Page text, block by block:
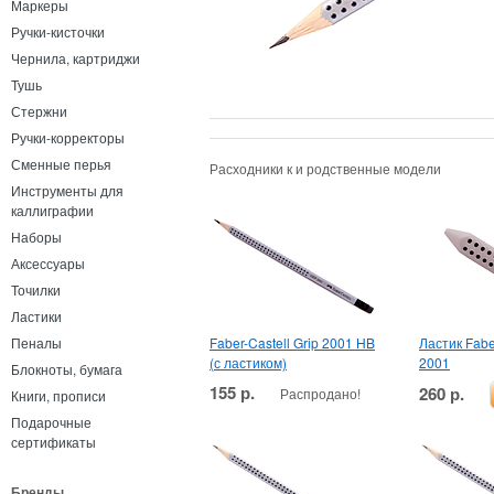
Маркеры
Ручки-кисточки
Чернила, картриджи
Тушь
Стержни
Ручки-корректоры
Сменные перья
Инструменты для
каллиграфии
Наборы
Аксессуары
Точилки
Ластики
Пеналы
Блокноты, бумага
Книги, прописи
Подарочные
сертификаты
Расходники к и родственные модели
Faber-Castell Grip 2001 HB
(с ластиком)
155 р. Распродано!
Ластик
2001
260 р.